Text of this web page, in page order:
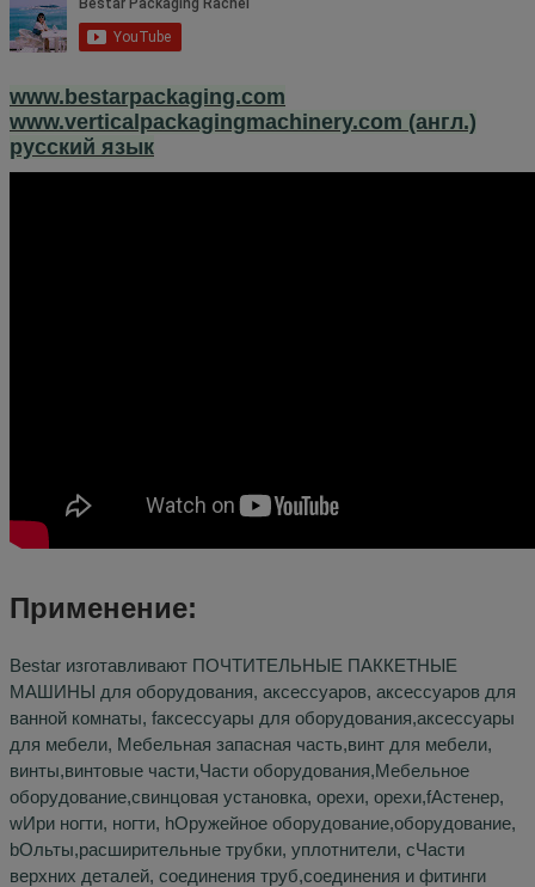
www.bestarpackaging.com
www.verticalpackagingmachinery.com (англ.)
русский язык
Применение:
Bestar изготавливают ПОЧТИТЕЛЬНЫЕ ПАККЕТНЫЕ
МАШИНЫ для оборудования, аксессуаров, аксессуаров для
ванной комнаты, fаксессуары для оборудования,аксессуары
для мебели, Мебельная запасная часть,винт для мебели,
винты,винтовые части,Части оборудования,Мебельное
оборудование,свинцовая установка, орехи, орехи,fАстенер,
wИри ногти, ногти, hОружейное оборудование,оборудование,
bОльты,расширительные трубки, уплотнители, cЧасти
верхних деталей, соединения труб,соединения и фитинги